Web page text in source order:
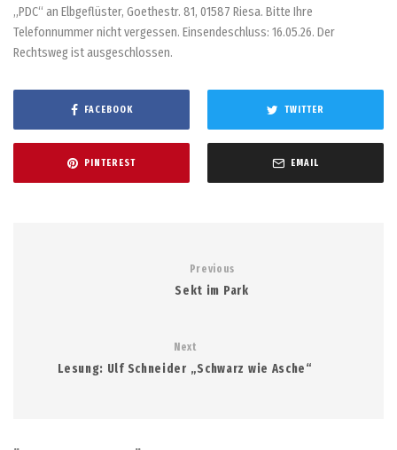
„PDC“ an Elbgeflüster, Goethestr. 81, 01587 Riesa. Bitte Ihre
Telefonnummer nicht vergessen. Einsendeschluss: 16.05.26. Der
Rechtsweg ist ausgeschlossen.
FACEBOOK TWITTER
PINTEREST EMAIL
Previous
Sekt im Park
Next
Lesung: Ulf Schneider „Schwarz wie Asche“